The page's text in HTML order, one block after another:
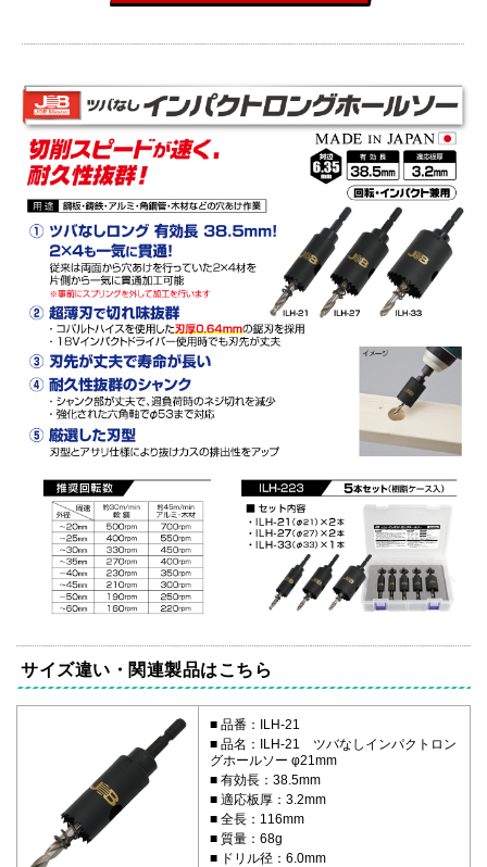
サイズ違い・関連製品はこちら
品番：ILH-21
品名：ILH-21 ツバなしインパクトロン
グホールソー φ21mm
有効長：38.5mm
適応板厚：3.2mm
全長：116mm
質量：68g
ドリル径：6.0mm